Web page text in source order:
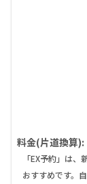
料金(片道換算):
「EX予約」は
おすすめです。